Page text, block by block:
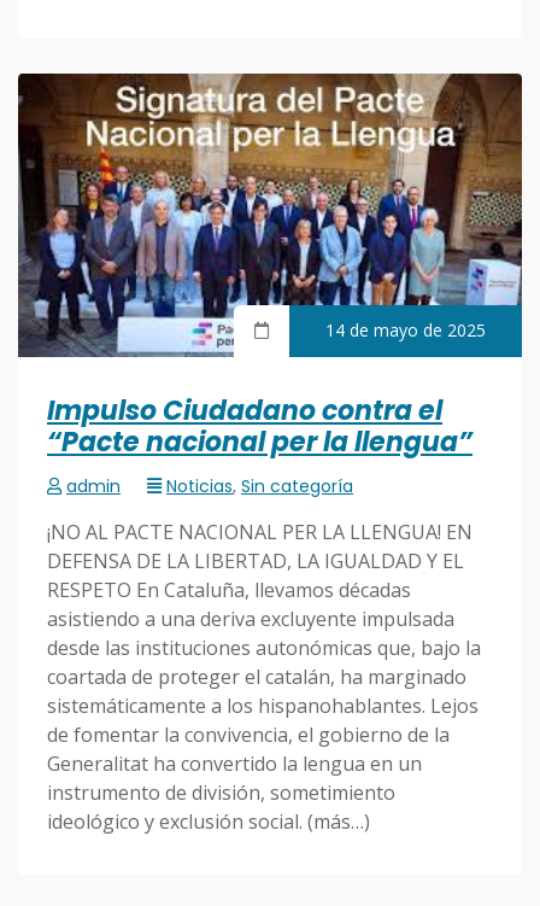
14 de mayo de 2025
Impulso Ciudadano contra el
“Pacte nacional per la llengua”
admin Noticias, Sin categoría
¡NO AL PACTE NACIONAL PER LA LLENGUA! EN
DEFENSA DE LA LIBERTAD, LA IGUALDAD Y EL
RESPETO En Cataluña, llevamos décadas
asistiendo a una deriva excluyente impulsada
desde las instituciones autonómicas que, bajo la
coartada de proteger el catalán, ha marginado
sistemáticamente a los hispanohablantes. Lejos
de fomentar la convivencia, el gobierno de la
Generalitat ha convertido la lengua en un
instrumento de división, sometimiento
ideológico y exclusión social. (más…)